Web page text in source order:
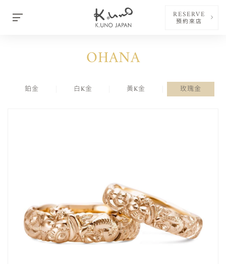
RESERVE
預約來店
OHANA
鉑金 白K金 黃K金 玫瑰金